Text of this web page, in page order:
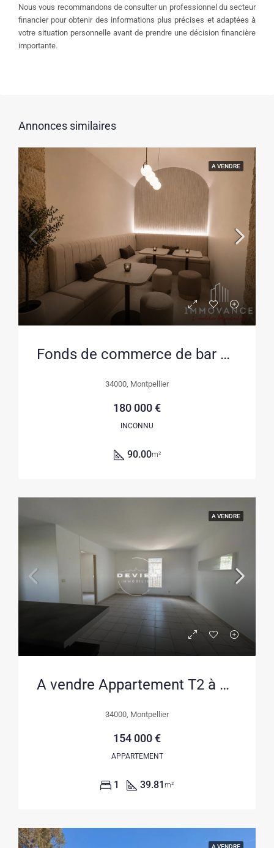
Nous vous recommandons de consulter un professionnel du secteur
financier pour obtenir des informations plus précises et adaptées à
votre situation personnelle avant de prendre une décision financière
importante.
Annonces similaires
A VENDRE
Fonds de commerce de bar à Montpellier dans l’Écusson avec terrasse
34000, Montpellier
180 000 €
INCONNU
90.00m²
A VENDRE
A vendre Appartement T2 à Montpellier centre-ville proche du Peyrou
34000, Montpellier
154 000 €
APPARTEMENT
1 39.81 m²
A VENDRE